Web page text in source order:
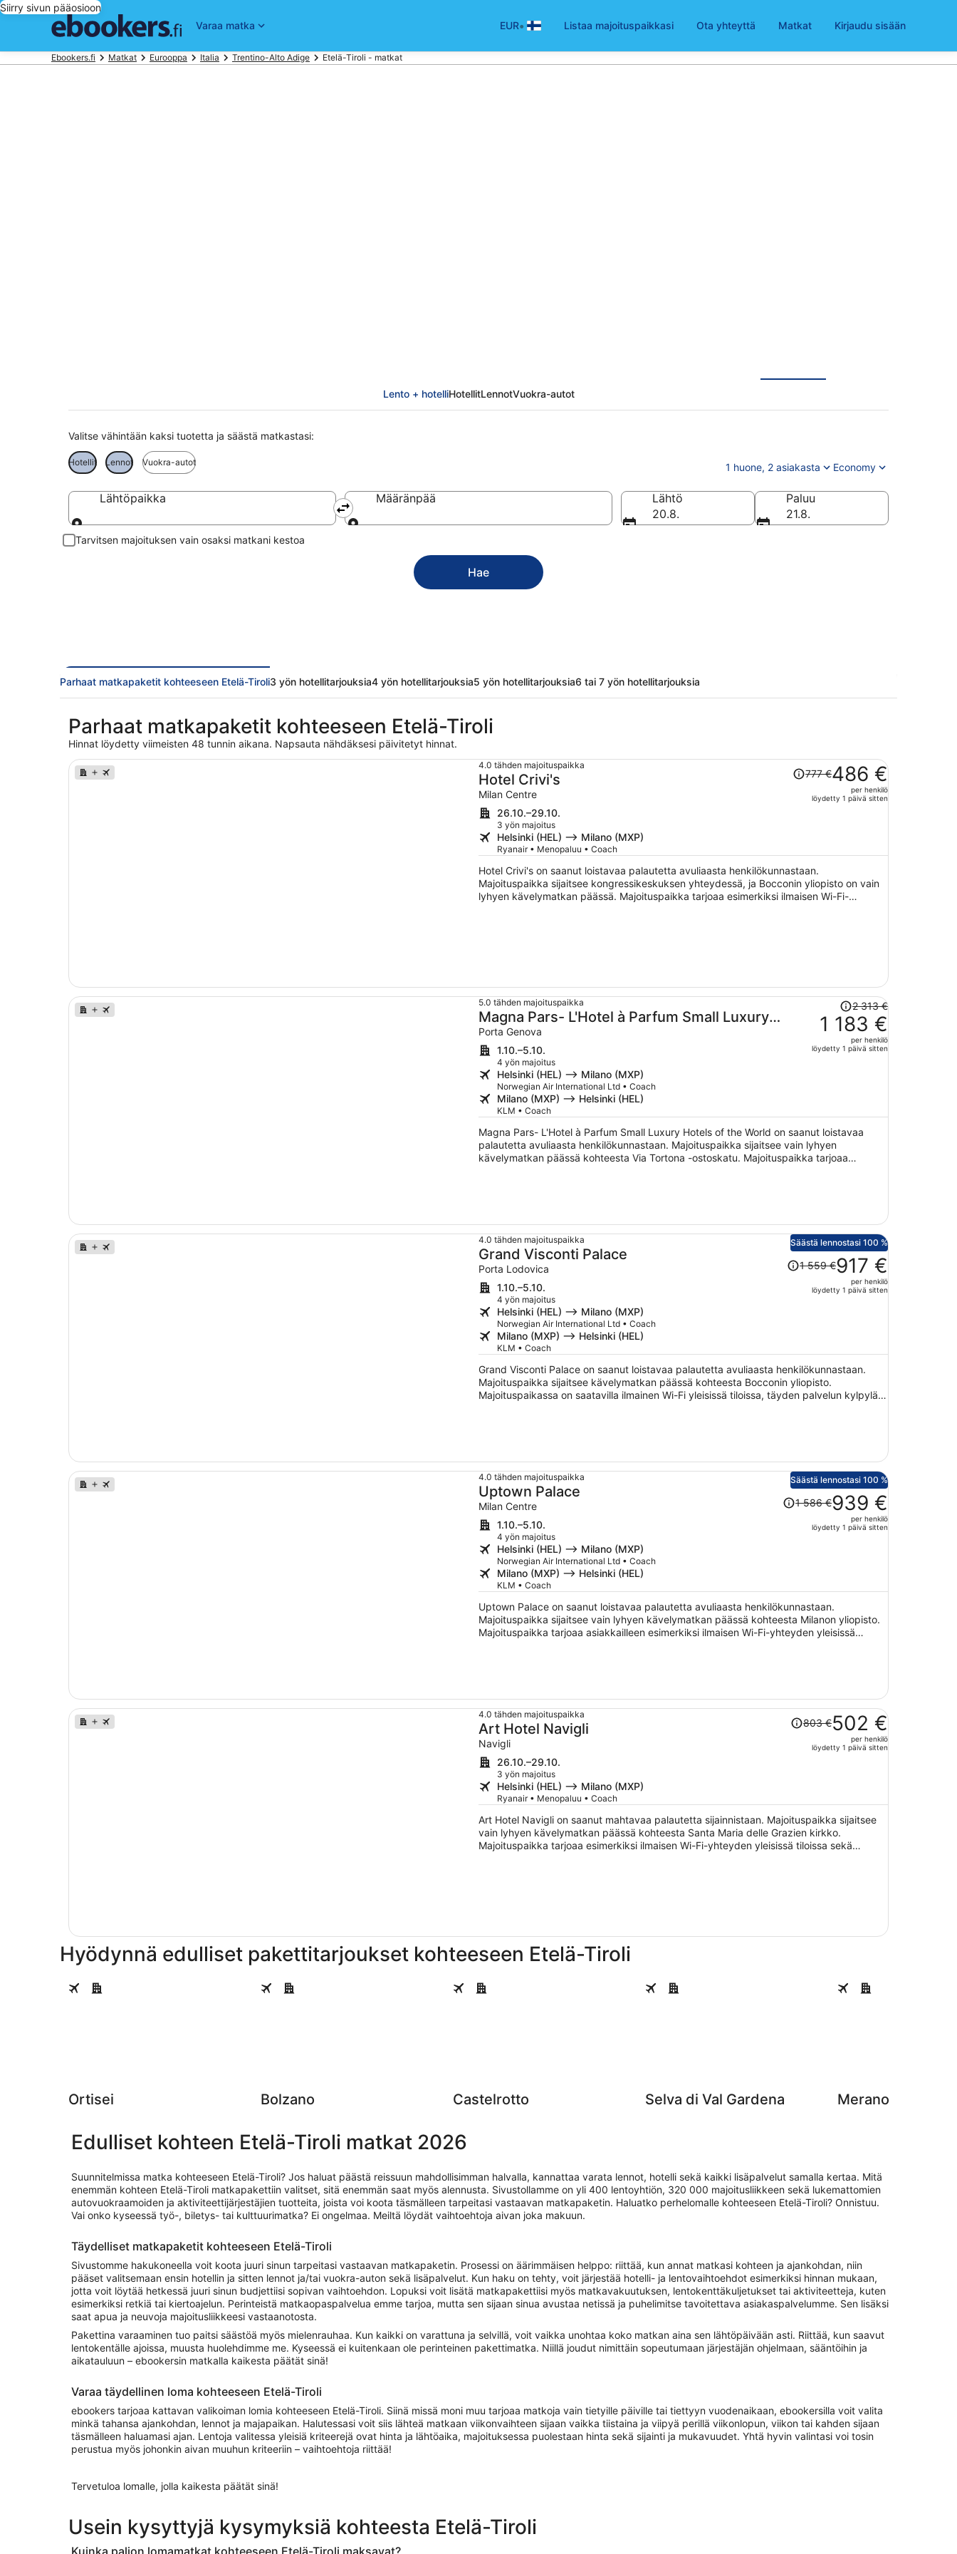
Siirry sivun pääosioon
Varaa matka
EUR• Listaa majoituspaikkasi Ota yhteyttä Matkat Kirjaudu sisään
Ebookers.fi Matkat Eurooppa Italia Trentino-Alto Adige Etelä-Tiroli - matkat
Lento + hotelliHotellitLennotVuokra-autot
Valitse vähintään kaksi tuotetta ja säästä matkastasi:
Hotellit Lennot Vuokra-autot 1 huone, 2 asiakasta Economy
Lähtöpaikka
Lähtöpaikka
Määränpää
Lähtö
20.8.
Paluu
21.8.
Tarvitsen majoituksen vain osaksi matkani kestoa
Hae
Parhaat matkapaketit kohteeseen Etelä-Tiroli3 yön hotellitarjouksia4 yön hotellitarjouksia5 yön hotellitarjouksia6 tai 7 yön hotellitarjouksia
Parhaat matkapaketit kohteeseen Etelä-Tiroli
Hinnat löydetty viimeisten 48 tunnin aikana. Napsauta nähdäksesi päivitetyt hinnat.
4.0 tähden majoituspaikka
Hotel Crivi's
Milan Centre
26.10.–29.10.
3 yön majoitus
Helsinki (HEL) –> Milano (MXP)
Ryanair • Menopaluu • Coach
Hinta
oli
777 €,
486 €
per
henkilö
777 €486 €
per henkilö
löydetty 1 päivä sitten
Hotel Crivi's on saanut loistavaa palautetta avuliaasta henkilökunnastaan.
Majoituspaikka sijaitsee kongressikeskuksen yhteydessä, ja Bocconin yliopisto on vain
lyhyen kävelymatkan päässä. Majoituspaikka tarjoaa esimerkiksi ilmaisen Wi-Fi-
5.0 tähden majoituspaikka
Magna Pars- L'Hotel à Parfum Small Luxury
Hotels of the World
Porta Genova
1.10.–5.10.
4 yön majoitus
Helsinki (HEL) –> Milano (MXP)
Norwegian Air International Ltd • Coach
Milano (MXP) –> Helsinki (HEL)
KLM • Coach
2 313 €,
hinta
henkilö
2 313 €
1 183 €
per henkilö
löydetty 1 päivä sitten
Magna Pars- L'Hotel à Parfum Small Luxury Hotels of the World on saanut loistavaa
palautetta avuliaasta henkilökunnastaan. Majoituspaikka sijaitsee vain lyhyen
kävelymatkan päässä kohteesta Via Tortona -ostoskatu. Majoituspaikka tarjoaa
4.0 tähden majoituspaikka
Grand Visconti Palace
Porta Lodovica
1.10.–5.10.
4 yön majoitus
Helsinki (HEL) –> Milano (MXP)
Norwegian Air International Ltd • Coach
Milano (MXP) –> Helsinki (HEL)
KLM • Coach
Säästä lennostasi 100 %
Hinta
oli
1 559 €,
per
henkilö
1 559 €917 €
per henkilö
löydetty 1 päivä sitten
Grand Visconti Palace on saanut loistavaa palautetta avuliaasta henkilökunnastaan.
Majoituspaikka sijaitsee kävelymatkan päässä kohteesta Bocconin yliopisto.
Majoituspaikassa on saatavilla ilmainen Wi-Fi yleisissä tiloissa, täyden palvelun kylpylä
4.0 tähden majoituspaikka
Uptown Palace
Milan Centre
1.10.–5.10.
4 yön majoitus
Helsinki (HEL) –> Milano (MXP)
Norwegian Air International Ltd • Coach
Milano (MXP) –> Helsinki (HEL)
KLM • Coach
Säästä lennostasi 100 %
Hinta
oli
1 586 €,
per
henkilö
1 586 €939 €
per henkilö
löydetty 1 päivä sitten
Uptown Palace on saanut loistavaa palautetta avuliaasta henkilökunnastaan.
Majoituspaikka sijaitsee vain lyhyen kävelymatkan päässä kohteesta Milanon yliopisto.
Majoituspaikka tarjoaa asiakkailleen esimerkiksi ilmaisen Wi-Fi-yhteyden yleisissä
4.0 tähden majoituspaikka
Art Hotel Navigli
Navigli
26.10.–29.10.
3 yön majoitus
Helsinki (HEL) –> Milano (MXP)
Ryanair • Menopaluu • Coach
Hinta
oli
803 €,
per
henkilö
803 €502 €
per henkilö
löydetty 1 päivä sitten
Art Hotel Navigli on saanut mahtavaa palautetta sijainnistaan. Majoituspaikka sijaitsee
vain lyhyen kävelymatkan päässä kohteesta Santa Maria delle Grazien kirkko.
Majoituspaikka tarjoaa esimerkiksi ilmaisen Wi-Fi-yhteyden yleisissä tiloissa sekä
Hyödynnä edulliset pakettitarjoukset kohteeseen Etelä-Tiroli
Ortisei
Ortisei
Bolzano
Bolzano
Castelrotto
Castelrotto
Selva di Val Gardena
Selva di Val Gardena
Merano
Merano
Edulliset kohteen Etelä-Tiroli matkat 2026
Suunnitelmissa matka kohteeseen Etelä-Tiroli? Jos haluat päästä reissuun mahdollisimman halvalla, kannattaa varata lennot, hotelli sekä kaikki lisäpalvelut samalla kertaa. Mitä
enemmän kohteen Etelä-Tiroli matkapakettiin valitset, sitä enemmän saat myös alennusta. Sivustollamme on yli 400 lentoyhtiön, 320 000 majoitusliikkeen sekä lukemattomien
autovuokraamoiden ja aktiviteettijärjestäjien tuotteita, joista voi koota täsmälleen tarpeitasi vastaavan matkapaketin. Haluatko perhelomalle kohteeseen Etelä-Tiroli? Onnistuu.
Vai onko kyseessä työ-, biletys- tai kulttuurimatka? Ei ongelmaa. Meiltä löydät vaihtoehtoja aivan joka makuun.
Täydelliset matkapaketit kohteeseen Etelä-Tiroli
Sivustomme hakukoneella voit koota juuri sinun tarpeitasi vastaavan matkapaketin. Prosessi on äärimmäisen helppo: riittää, kun annat matkasi kohteen ja ajankohdan, niin
pääset valitsemaan ensin hotellin ja sitten lennot ja/tai vuokra-auton sekä lisäpalvelut. Kun haku on tehty, voit järjestää hotelli- ja lentovaihtoehdot esimerkiksi hinnan mukaan,
jotta voit löytää hetkessä juuri sinun budjettiisi sopivan vaihtoehdon. Lopuksi voit lisätä matkapakettiisi myös matkavakuutuksen, lentokenttäkuljetukset tai aktiviteetteja, kuten
esimerkiksi retkiä tai kiertoajelun. Perinteistä matkaopaspalvelua emme tarjoa, mutta sen sijaan sinua avustaa netissä ja puhelimitse tavoitettava asiakaspalvelumme. Sen lisäksi
saat apua ja neuvoja majoitusliikkeesi vastaanotosta.
Pakettina varaaminen tuo paitsi säästöä myös mielenrauhaa. Kun kaikki on varattuna ja selvillä, voit vaikka unohtaa koko matkan aina sen lähtöpäivään asti. Riittää, kun saavut
lentokentälle ajoissa, muusta huolehdimme me. Kyseessä ei kuitenkaan ole perinteinen pakettimatka. Niillä joudut nimittäin sopeutumaan järjestäjän ohjelmaan, sääntöihin ja
aikatauluun – ebookersin matkalla kaikesta päätät sinä!
Varaa täydellinen loma kohteeseen Etelä-Tiroli
ebookers tarjoaa kattavan valikoiman lomia kohteeseen Etelä-Tiroli. Siinä missä moni muu tarjoaa matkoja vain tietyille päiville tai tiettyyn vuodenaikaan, ebookersilla voit valita
minkä tahansa ajankohdan, lennot ja majapaikan. Halutessasi voit siis lähteä matkaan viikonvaihteen sijaan vaikka tiistaina ja viipyä perillä viikonlopun, viikon tai kahden sijaan
täsmälleen haluamasi ajan. Lentoja valitessa yleisiä kriteerejä ovat hinta ja lähtöaika, majoituksessa puolestaan hinta sekä sijainti ja mukavuudet. Yhtä hyvin valintasi voi tosin
perustua myös johonkin aivan muuhun kriteeriin – vaihtoehtoja riittää!
Tervetuloa lomalle, jolla kaikesta päätät sinä!
Usein kysyttyjä kysymyksiä kohteesta Etelä-Tiroli
Kuinka paljon lomamatkat kohteeseen Etelä-Tiroli maksavat?